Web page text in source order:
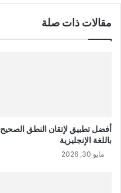
مقالات ذات صلة
أفضل تطبيق لإتقان النطق الصحيح
باللغة الإنجليزية
مايو 30, 2026